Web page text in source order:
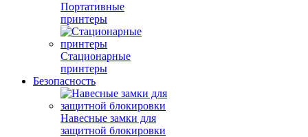
Портативные
принтеры
Стационарные
принтеры
Безопасность
Навесные замки для
защитной блокировки